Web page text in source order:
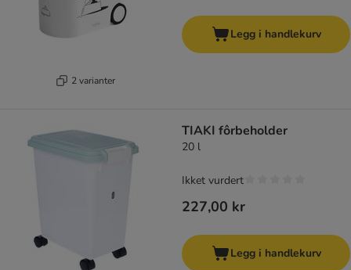
2 varianter
Legg i handlekurv
TIAKI fôrbeholder
20 l
227,00 kr
Ikket vurdert
Legg i handlekurv